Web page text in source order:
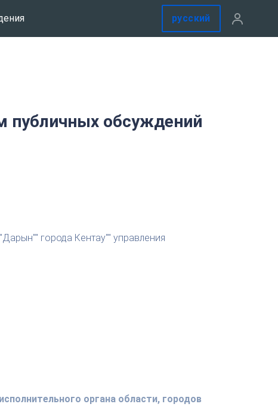
русский
публичных обсуждений
города Кентау"" управления
органа области, городов